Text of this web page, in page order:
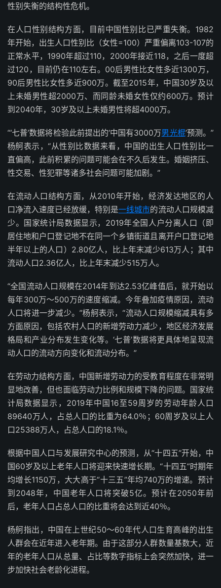
性别失衡的结构性危机。
在人口性别结构方面，目前中国性别比已严重失衡。1982
年开始，出生人口性别比（女性=100）严重偏离103-107的
正常水平，1990年超过110，2000年接近118，之后一度超
过120，目前仍在110左右。00后男性比女性多近1300万，
90后男性比女性多近900万。截至2015年，中国30岁及以
上未婚男性超2000万、而同龄未婚女性仅约600万。预计
到2040年，30岁及以上未婚男性将超4000万。
“‘七普’数据将检验此前提出的‘中国有3000万男光棍’预测。”
杨舸表示，“从性别比数据来看，中国的出生人口性别比一
直偏高，此前积累的问题可能会在不久后发生。婚姻挤压、
性交易、性犯罪等诸多社会问题可能加剧。”
在流动人口结构方面，从2010年开始，经济发达地区的人
口净流入速度已经放缓，特别是一线城市的流动人口规模减
少。国家统计局数据显示，2019年全国人户分离人口（即
居住地和户口登记地不在同一个乡镇街道且离开户口登记地
半年以上的人口）2.80亿人，比上年末减少613万人；其中
流动人口2.36亿人，比上年末减少515万人。
“全国流动人口规模在2014年到达2.53亿峰值后，就开始以
每年300万～500万的速度缩减。今年叠加疫情原因，流动
人口将进一步减少。”杨舸表示，“流动人口规模缩减具有多
方面原因，包括农村人口的新增劳动力减少，地区经济发展
格局和产业分布发生变化等。‘七普’数据将更具体地呈现流
动人口的流动方向变化和流动分布。”
在劳动力结构方面，中国新增劳动力的受教育程度在非常明
显地改善，但也面临劳动力比例和规模下降的问题。国家统
计局数据显示，2019年中国16至59周岁的劳动年龄人口
89640万人，占总人口的比重为64.0％；60周岁及以上人
口25388万人，占总人口的18.1％。
根据中国人口与发展研究中心的预测，从“十四五”开始，中
国60岁及以上老年人口将迎来快速增长期。“十四五”时期年
均增长1150万，大大高于“十三五”年均740万的增速。预计
到2048年，中国老年人口将突破5亿。预计在2050年前
后，老年人口占总人口的比重将会达到近40％。
杨舸指出，中国在上世纪50～60年代人口生育高峰的出生
人群会在近年进入老年期。由于这部分人群数量基数大，近
年的老年人口从总量、占比等数字指标上会突然加快，进一
步加快社会老龄化进程。